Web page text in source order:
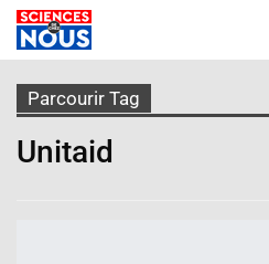
Parcourir Tag
Unitaid